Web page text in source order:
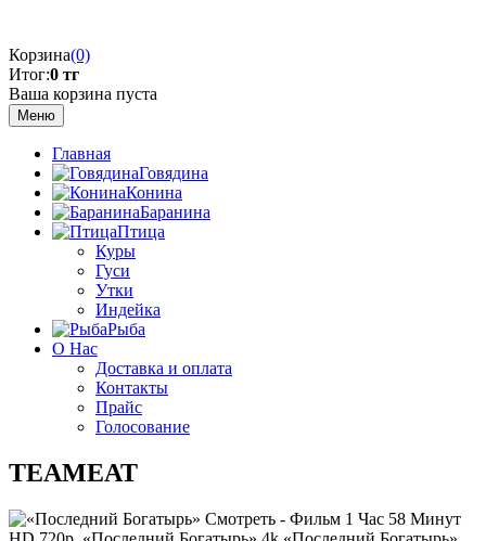
Корзина(0)
Итог:0 тг
Ваша корзина пуста
Меню
Главная
Говядина
Конина
Баранина
Птица
Куры
Гуси
Утки
Индейка
Рыба
О Нас
Доставка и оплата
Контакты
Прайс
Голосование
TEAMEAT